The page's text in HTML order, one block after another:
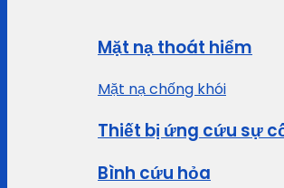
Mặt nạ thoát hiểm
Mặt nạ chống khói
Thiết bị ứng cứu sự
Bình cứu hỏa